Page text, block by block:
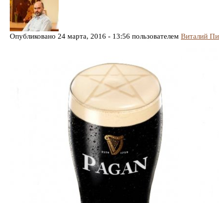
Опубликовано 24 марта, 2016 - 13:56 пользователем Виталий